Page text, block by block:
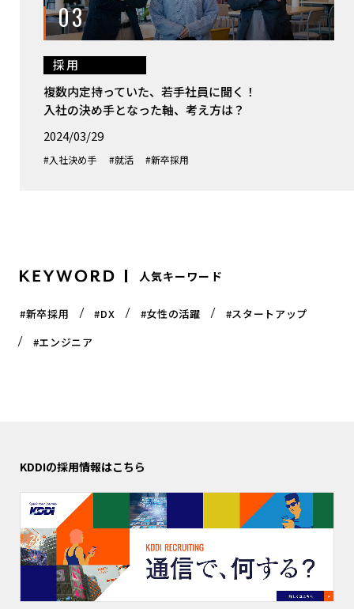
03
採用
複数内定持っていた、若手社員に聞く！
入社の決め手となった軸、考え方は？
2024/03/29
#入社決め手 #就活 #新卒採用
人気キーワード
#新卒採用 #DX #女性の活躍
#スタートアップ
#エンジニア
KDDIの採用情報はこちら